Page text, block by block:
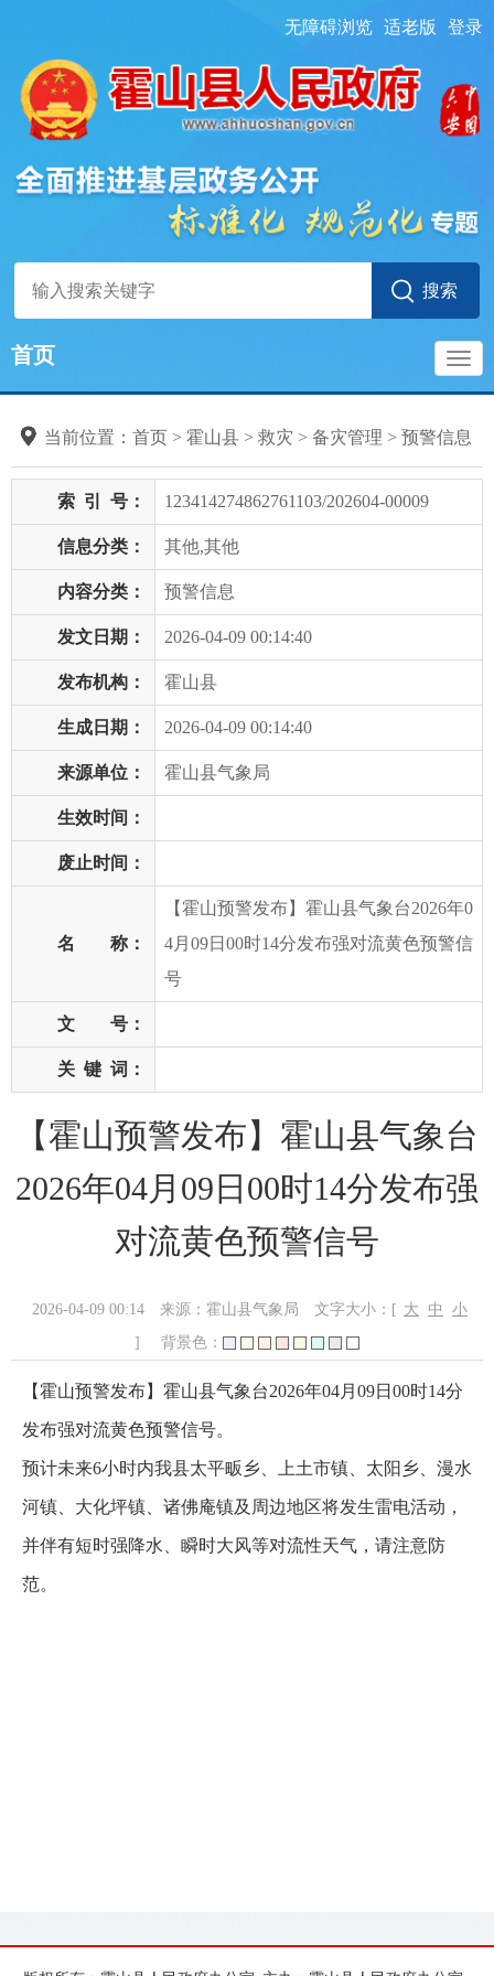
无障碍浏览 适老版 登录
首页
当前位置： 首页 > 霍山县 > 救灾 > 备灾管理 > 预警信息
索 引 号： 123414274862761103/202604-00009
信息分类： 其他,其他
内容分类： 预警信息
发文日期： 2026-04-09 00:14:40
发布机构： 霍山县
生成日期： 2026-04-09 00:14:40
来源单位： 霍山县气象局
生效时间：
废止时间：
名 称：
【霍山预警发布】霍山县气象台2026年0
4月09日00时14分发布强对流黄色预警信
号
文 号：
关 键 词：
【霍山预警发布】霍山县气象台
2026年04月09日00时14分发布强
对流黄色预警信号
2026-04-09 00:14 来源：霍山县气象局 文字大小：[ 大 中
小
]
背景色：
【霍山预警发布】霍山县气象台2026年04月09日00时14分
发布强对流黄色预警信号。
预计未来6小时内我县太平畈乡、上土市镇、太阳乡、漫水
河镇、大化坪镇、诸佛庵镇及周边地区将发生雷电活动，
并伴有短时强降水、瞬时大风等对流性天气，请注意防
范。